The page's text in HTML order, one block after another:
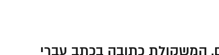
המשקולת כתובה בכתב עברי